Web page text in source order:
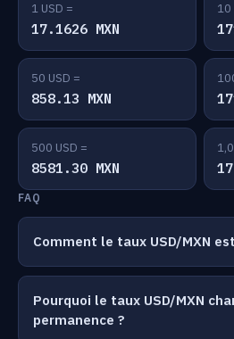
1 USD =
17.1626 MXN
10
50 USD =
858.13 MXN
500 USD =
8581.30 MXN
FAQ
Comment le taux USD/MXN
Pourquoi le taux USD/MXN
permanence ?